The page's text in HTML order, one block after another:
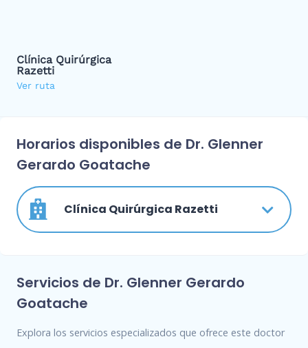
Clínica Quirúrgica
Razetti
Ver ruta
Horarios disponibles de Dr. Glenner
Gerardo Goatache
Clínica Quirúrgica Razetti
Servicios de Dr. Glenner Gerardo
Goatache
Explora los servicios especializados que ofrece este doctor